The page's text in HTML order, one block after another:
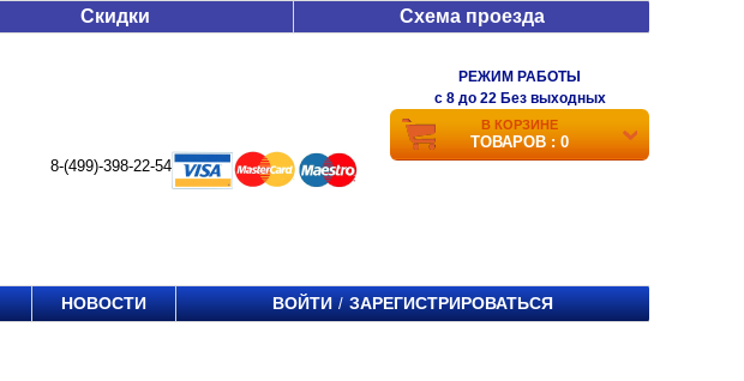
Скидки Схема проезда
8-(499)-398-22-54
РЕЖИМ РАБОТЫ
c 8 до 22 Без выходных
В КОРЗИНЕ
ТОВАРОВ : 0
НОВОСТИ ВОЙТИ / ЗАРЕГИСТРИРОВАТЬСЯ